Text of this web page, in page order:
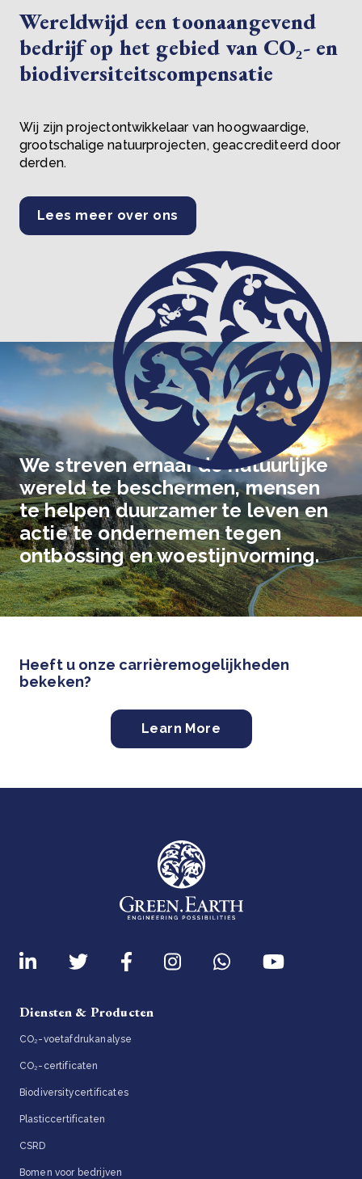
Wereldwijd een toonaangevend
bedrijf op het gebied van CO₂- en
biodiversiteitscompensatie
Wij zijn projectontwikkelaar van hoogwaardige,
grootschalige natuurprojecten, geaccrediteerd door
derden.
Lees meer over ons
We streven ernaar de natuurlijke
wereld te beschermen, mensen
te helpen duurzamer te leven en
actie te ondernemen tegen
ontbossing en woestijnvorming.
Heeft u onze carrièremogelijkheden
bekeken?
Learn More
Diensten & Producten
CO₂-voetafdrukanalyse
CO₂-certificaten
Biodiversitycertificates
Plasticcertificaten
CSRD
Bomen voor bedrijven